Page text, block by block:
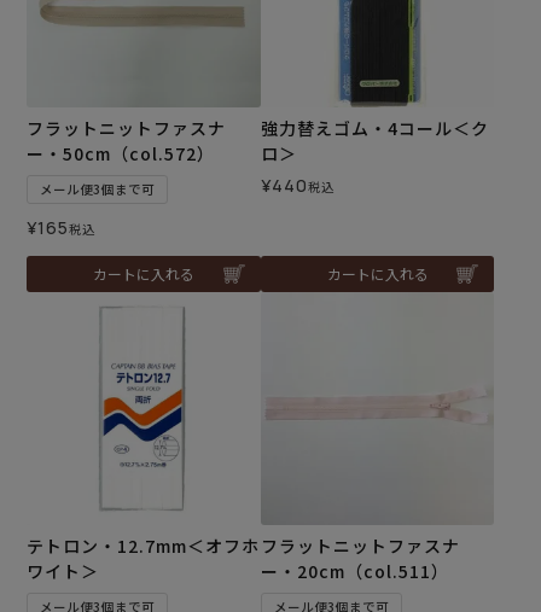
フラットニットファスナ
ー・50cm（col.572）
メール便3個まで可
¥165税込
カートに入れる
強力替えゴム・4コール＜ク
ロ＞
¥440税込
カートに入れる
テトロン・12.7mm＜オフホ
ワイト＞
メール便3個まで可
フラットニットファスナ
ー・20cm（col.511）
メール便3個まで可